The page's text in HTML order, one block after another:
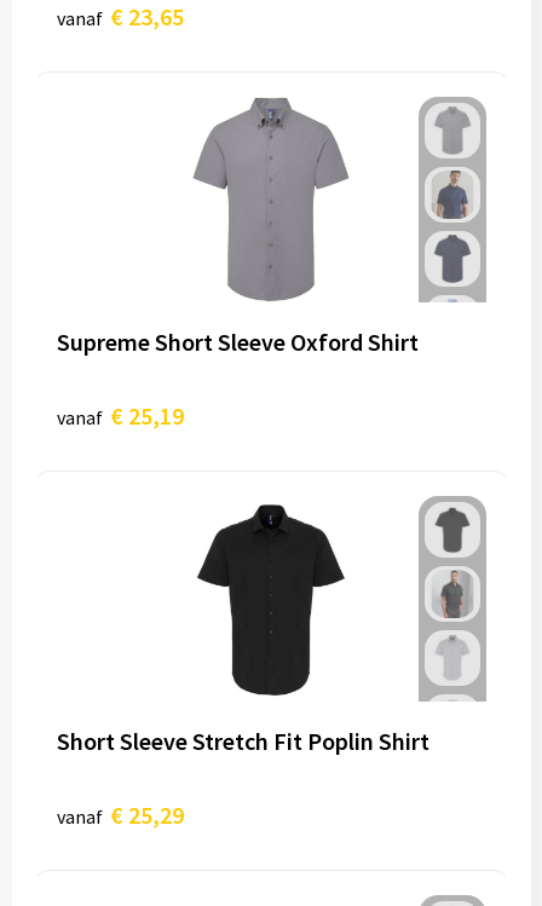
vanaf € 23,65
Supreme Short Sleeve Oxford Shirt
vanaf € 25,19
Short Sleeve Stretch Fit Poplin Shirt
vanaf € 25,29